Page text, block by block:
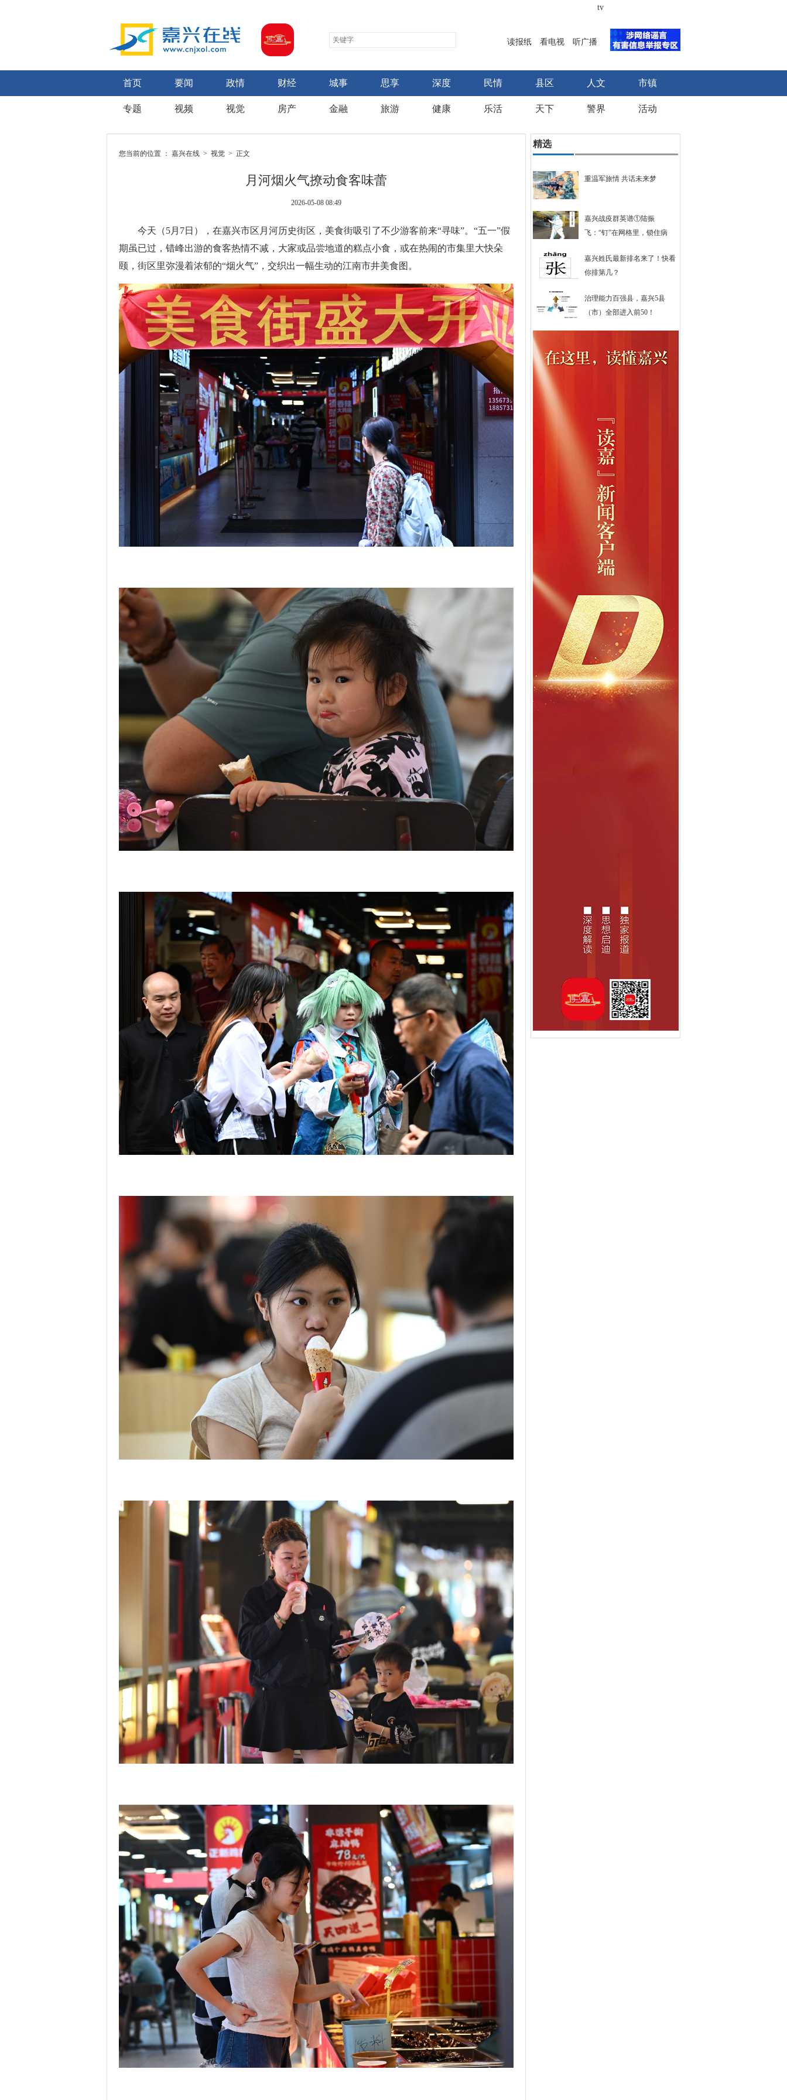
tv
读报纸 看电视 听广播
首页 要闻 政情 财经 城事 思享 深度 民情 县区 人文 市镇
专题 视频 视觉 房产 金融 旅游 健康 乐活 天下 警界 活动
您当前的位置 ： 嘉兴在线 > 视觉 > 正文
月河烟火气撩动食客味蕾
2026-05-08 08:49
今天（5月7日），在嘉兴市区月河历史街区，美食街吸引了不少游客前来“寻味”。“五一”假
期虽已过，错峰出游的食客热情不减，大家或品尝地道的糕点小食，或在热闹的市集里大快朵
颐，街区里弥漫着浓郁的“烟火气”，交织出一幅生动的江南市井美食图。
精选
重温军旅情 共话未来梦
嘉兴战疫群英谱①陆振
飞：“钉”在网格里，锁住病
嘉兴姓氏最新排名来了！快看
你排第几？
治理能力百强县，嘉兴5县
（市）全部进入前50！